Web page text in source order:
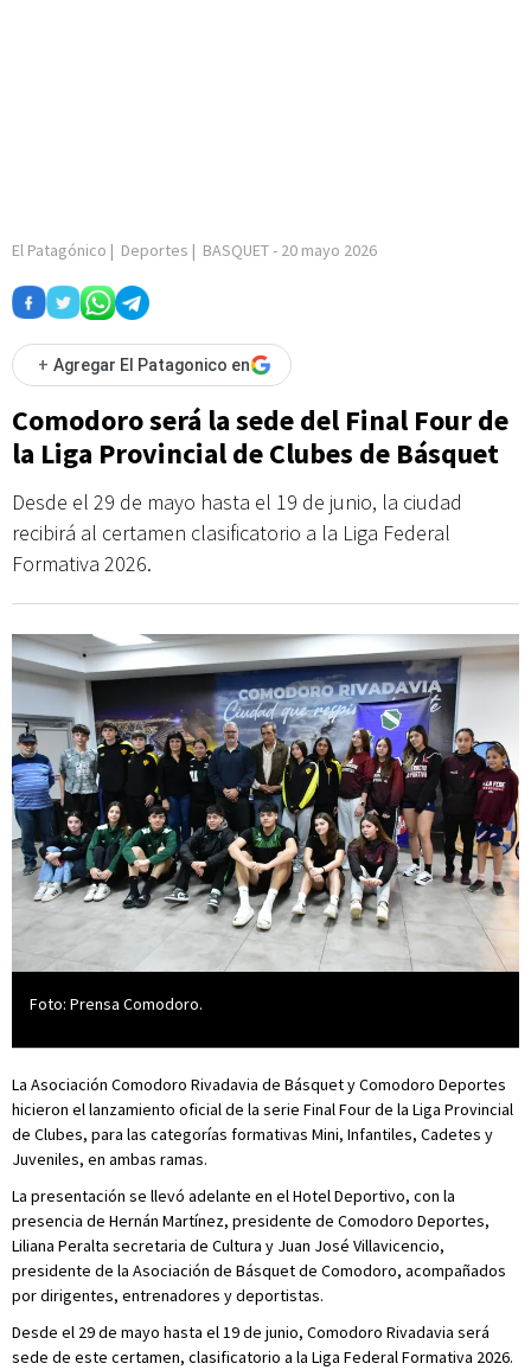
El Patagónico | Deportes | BASQUET- 20 mayo 2026
+ Agregar El Patagonico en
Comodoro será la sede del Final Four de
la Liga Provincial de Clubes de Básquet
Desde el 29 de mayo hasta el 19 de junio, la ciudad
recibirá al certamen clasificatorio a la Liga Federal
Formativa 2026.
Foto: Prensa Comodoro.
La Asociación Comodoro Rivadavia de Básquet y Comodoro Deportes
hicieron el lanzamiento oficial de la serie Final Four de la Liga Provincial
de Clubes, para las categorías formativas Mini, Infantiles, Cadetes y
Juveniles, en ambas ramas.
La presentación se llevó adelante en el Hotel Deportivo, con la
presencia de Hernán Martínez, presidente de Comodoro Deportes,
Liliana Peralta secretaria de Cultura y Juan José Villavicencio,
presidente de la Asociación de Básquet de Comodoro, acompañados
por dirigentes, entrenadores y deportistas.
Desde el 29 de mayo hasta el 19 de junio, Comodoro Rivadavia será
sede de este certamen, clasificatorio a la Liga Federal Formativa 2026.